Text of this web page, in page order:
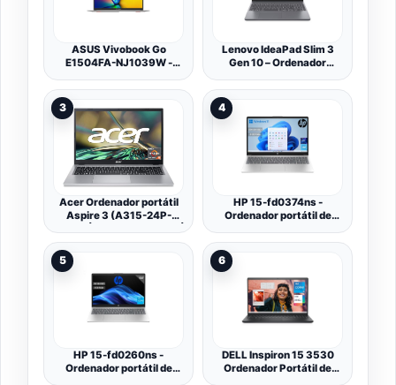
ASUS Vivobook Go
E1504FA-NJ1039W -
Full HD (AMD Ryzen 5
7520U, 16GB RAM,
512GB SSD, Radeon
610M, Windows 11 Home)
Plata Fría - Teclado
QWERTY español
Lenovo IdeaPad Slim 3
Gen 10 – Ordenador
(Intel Core i5-13420H, 16
GB RAM, 512 GB SSD,
Gráficos Intel UHD, Wi-Fi
6, Sin Sistema Operativo)
Teclado QWERTY Español
- Gris Luna
3
Acer Ordenador portátil
Aspire 3 (A315-24P-
AMD Ryzen 5 7520U |
16GB RAM | 512GB SSD |
AMD Radeon Graphics |
Windows 11 | Teclado
QWERTZ | Plata
4
HP 15-fd0374ns -
Ordenador portátil de
8GB RAM, 256GB SSD,
Intel UHD, Windows 11)
Plata - Teclado QWERTY
Español
5
HP 15-fd0260ns -
Ordenador portátil de
6
DELL Inspiron 15 3530
Ordenador Portátil de